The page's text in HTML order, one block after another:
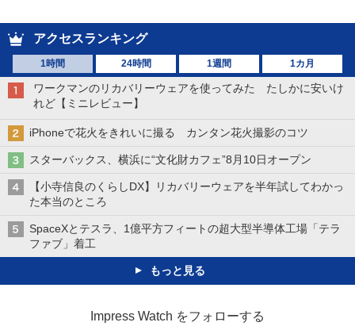
アクセスランキング
1時間 24時間 1週間 1カ月
ワークマンのリカバリーウェアを使ってみた たしかに安いけ
れど【ミニレビュー】
iPhoneで花火をきれいに撮る カンタン花火撮影のコツ
スターバックス、横浜に“文化財カフェ”8月10日オープン
【小寺信良のくらしDX】リカバリーウェアを半年試してわかっ
た本当のところ
SpaceXとテスラ、1億平方フィートの超大型半導体工場「テラ
ファブ」着工
もっと見る
Impress Watch をフォローする